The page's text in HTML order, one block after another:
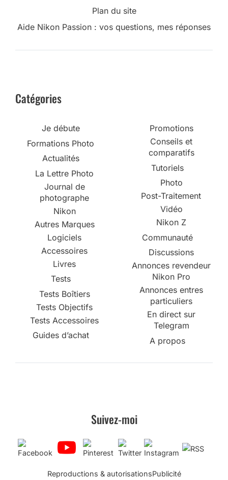
Plan du site
Aide Nikon Passion : vos questions, mes réponses
Catégories
Je débute
Formations Photo
Actualités
La Lettre Photo
Journal de
photographe
Nikon
Autres Marques
Logiciels
Accessoires
Livres
Tests
Tests Boîtiers
Tests Objectifs
Tests Accessoires
Guides d’achat
Promotions
Conseils et
comparatifs
Tutoriels
Photo
Post-Traitement
Vidéo
Nikon Z
Communauté
Discussions
Annonces revendeur
Nikon Pro
Annonces entres
particuliers
En direct sur
Telegram
A propos
Suivez-moi
Reproductions & autorisationsPublicité